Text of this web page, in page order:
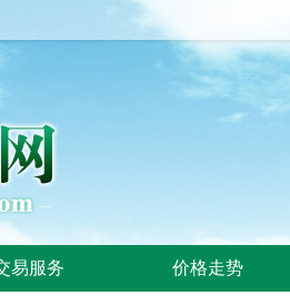
易服务 价格走势